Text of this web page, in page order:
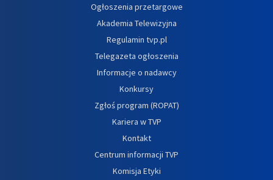
Ogłoszenia przetargowe
Akademia Telewizyjna
Regulamin tvp.pl
Telegazeta ogłoszenia
Informacje o nadawcy
Konkursy
Zgłoś program (ROPAT)
Kariera w TVP
Kontakt
Centrum informacji TVP
Komisja Etyki